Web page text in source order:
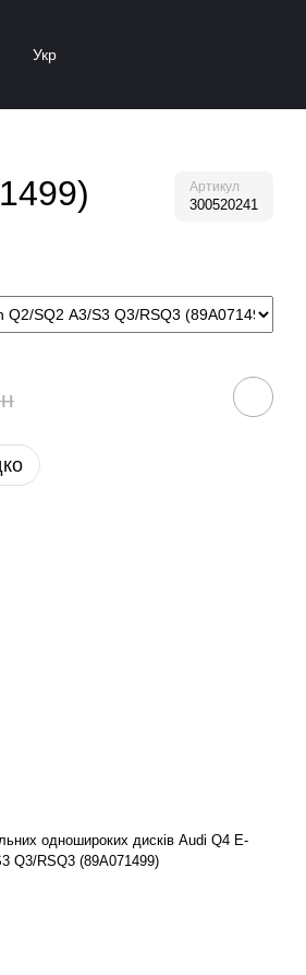
Укр
Артикул
300520241
одношироких дисків Audi Q4 E-
Q3/RSQ3 (89A071499)